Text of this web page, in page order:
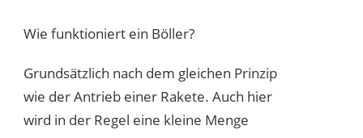
Wie funktioniert ein Böller?
Grundsätzlich nach dem gleichen Prinzip
wie der Antrieb einer Rakete. Auch hier
wird in der Regel eine kleine Menge